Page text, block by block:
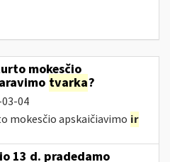
mokesčio
tvarka?
04
mokesčio apskaičiavimo ir
13 d. pradedamo